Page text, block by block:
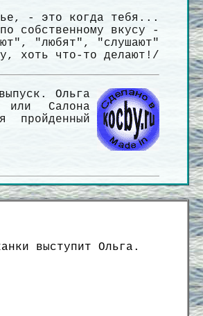
- это когда тебя...
собственному вкусу -
"любят", "слушают"
хоть что-то делают!/
Ольга
или Салона
пройденный
выступит Ольга.